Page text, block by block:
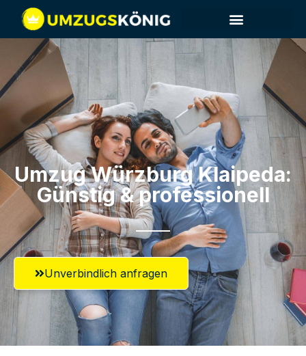
Umzug Würzburg​ Klaipeda:
Günstig & professionell​
Unverbindlich anfragen